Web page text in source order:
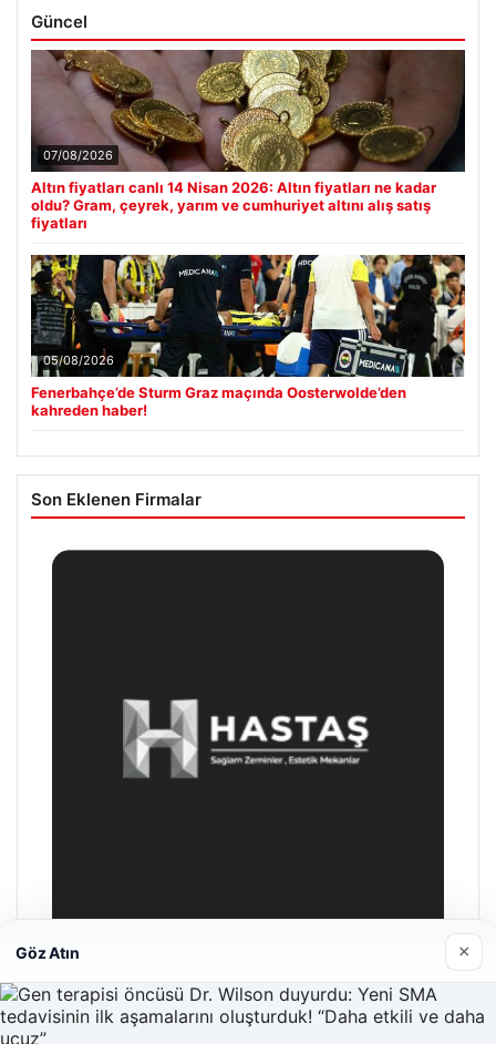
Güncel
07/08/2026
Altın fiyatları canlı 14 Nisan 2026: Altın fiyatları ne kadar
oldu? Gram, çeyrek, yarım ve cumhuriyet altını alış satış
fiyatları
05/08/2026
Fenerbahçe’de Sturm Graz maçında Oosterwolde’den
kahreden haber!
Son Eklenen Firmalar
Hastaş Beton
26/05/2026
Göz Atın ×